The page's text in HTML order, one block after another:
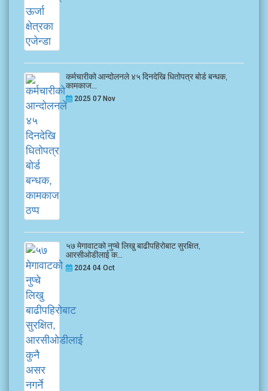
कर्मचारीको आन्दोलनले ४५ दिनदेखि धितोपत्र बोर्ड बन्धक,
कामकाज...
2025 07 Nov
५७ मेगावाटको नुप्चे लिखु बाढीपहिरोबाट सुरक्षित,
आरसीओडीलाई क...
2024 04 Oct